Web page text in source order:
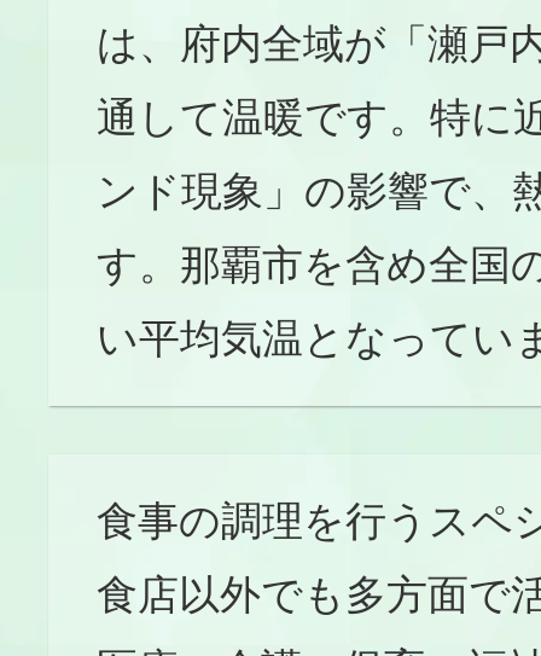
は、府内全域が「瀬戸
通して温暖です。特に
ンド現象」の影響で、
す。那覇市を含め全国
い平均気温となってい
食事の調理を行うスペ
食店以外でも多方面で